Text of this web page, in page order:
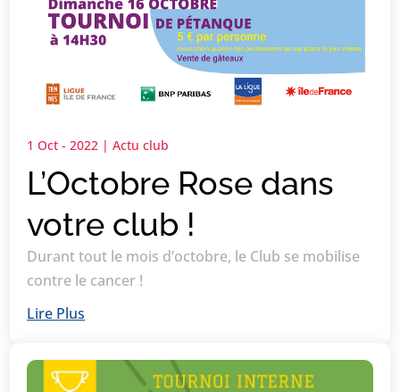
L’Octobre Rose dans
votre club !
1 Oct - 2022 |Actu club
Durant tout le mois d’octobre, le Club se mobilise
contre le cancer !
Lire Plus